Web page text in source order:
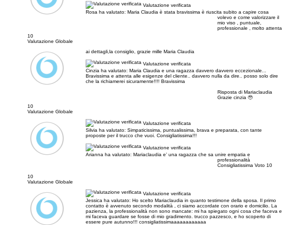
10
Valutazione Globale
10
Valutazione Globale
Valutazione verificata
Rosa ha valutato: Maria Claudia è stata bravissima è riuscita subito a capire cosa
volevo e come valorizzare il
mio viso , puntuale,
professionale , molto attenta
ai dettagli,la consiglio, grazie mille Maria Claudia
10
Valutazione Globale
Valutazione verificata
Cinzia ha valutato: Maria Claudia e una ragazza davvero davvero eccezionale...
Bravissima e attenta alle esigenze del cliente.. davvero nulla da dire.. posso solo dire
che la richiamerei sicuramente!!!! Bravissima
Risposta di Mariaclaudia
Grazie cinzia 🥹
Valutazione verificata
Silvia ha valutato: Simpaticissima, puntualissima, brava e preparata, con tante
proposte per il trucco che vuoi. Consigliatissima!!!
Valutazione verificata
Arianna ha valutato: Mariaclaudia e’ una ragazza che sa unire empatia e
professionalità
Consigliatissima Voto 10
Valutazione verificata
Jessica ha valutato: Ho scelto Mariaclaudia in quanto testimone della sposa. Il primo
contatto è avvenuto secondo modalità , ci siamo accordate con orario e domicilio. La
pazienza, la professionalità non sono mancate: mi ha spiegato ogni cosa che faceva e
mi faceva guardare se fosse di mio gradimento. trucco pazzesco, e ho scoperto di
essere pure autunno!!! consigliatissimaaaaaaaaaaaa